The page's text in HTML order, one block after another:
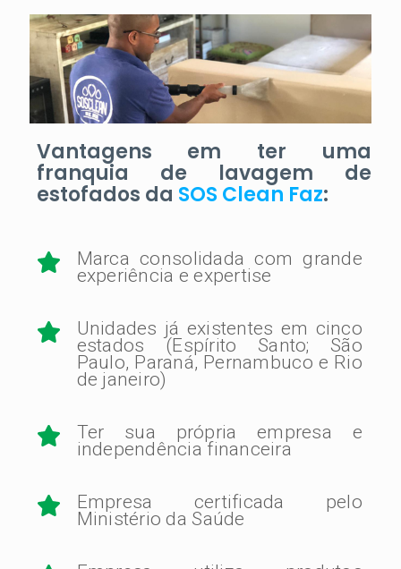
Vantagens em ter uma
franquia de lavagem de
estofados da SOS Clean Faz:
Marca consolidada com grande
experiência e expertise
Unidades já existentes em cinco
estados (Espírito Santo; São
Paulo, Paraná, Pernambuco e Rio
de janeiro)
Ter sua própria empresa e
independência financeira
Empresa certificada pelo
Ministério da Saúde